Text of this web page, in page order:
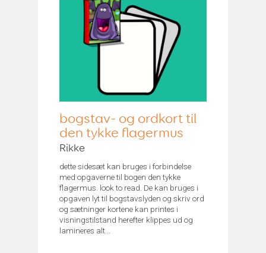
bogstav- og ordkort til
den tykke flagermus
Rikke
dette sidesæt kan bruges i forbindelse
med opgaverne til bogen den tykke
flagermus. look to read. De kan bruges i
opgaven lyt til bogstavslyden og skriv ord
og sætninger kortene kan printes i
visningstilstand herefter klippes ud og
lamineres alt...